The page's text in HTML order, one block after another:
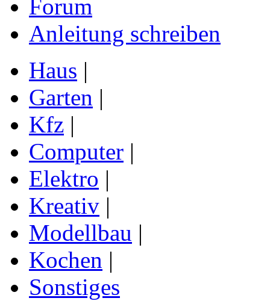
Forum
Anleitung schreiben
Haus |
Garten |
Kfz |
Computer |
Elektro |
Kreativ |
Modellbau |
Kochen |
Sonstiges